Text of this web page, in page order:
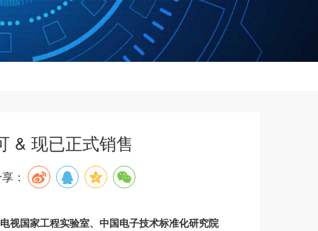
& 现已正式销售
：
国家工程实验室、中国电子技术标准化研究院